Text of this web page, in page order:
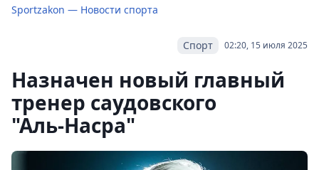
Sportzakon — Новости спорта
02:20, 15 июля 2025
Спорт
Назначен новый главный
тренер саудовского
"Аль‑Насра"